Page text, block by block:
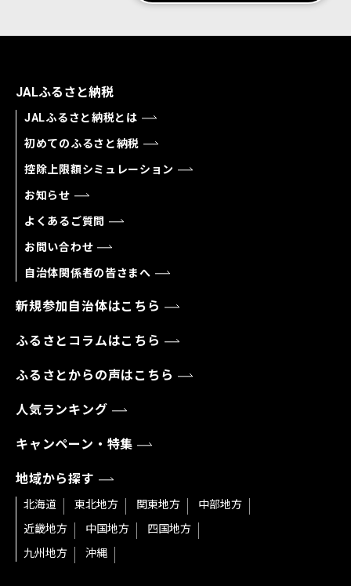
JALふるさと納税
JALふるさと納税とは
初めてのふるさと納税
控除上限額シミュレーション
お知らせ
よくあるご質問
お問い合わせ
自治体関係者の皆さまへ
新規参加自治体はこちら
ふるさとコラムはこちら
ふるさとからの声はこちら
人気ランキング
キャンペーン・特集
地域から探す
北海道 東北地方 関東地方
中部地方
近畿地方
中国地方
四国地方
九州地方
沖縄